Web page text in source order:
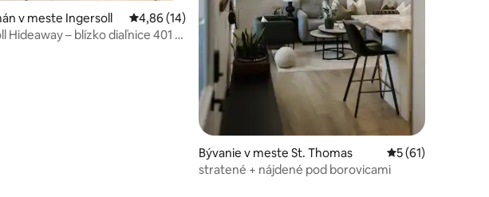
v meste Ingersoll Priemerné ohodnotenie 4,86 z 5, počet hodnotení: 14
4,86 (14)
Hideaway – blízko diaľnice 401 a
Bývanie v meste St. Thomas Priemerné
5 (61)
stratené + nájdené pod borovicami